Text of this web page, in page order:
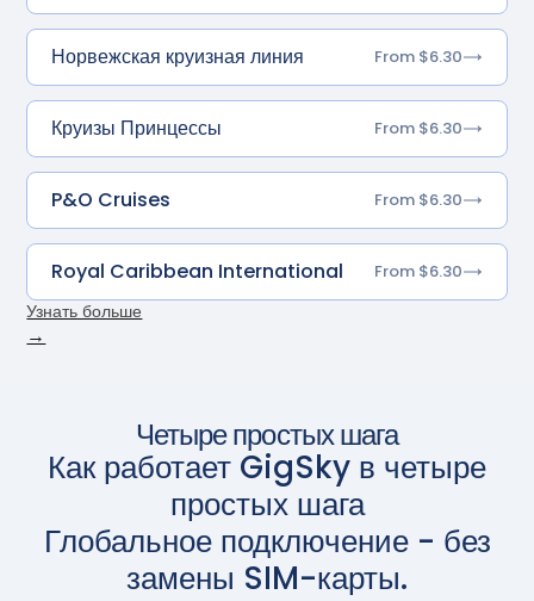
Норвежская круизная линия From $6.30
Круизы Принцессы From $6.30
P&O Cruises From $6.30
Royal Caribbean International From $6.30
Узнать больше
→
Четыре простых шага
Как работает GigSky в четыре
простых шага
Глобальное подключение - без
замены SIM-карты.